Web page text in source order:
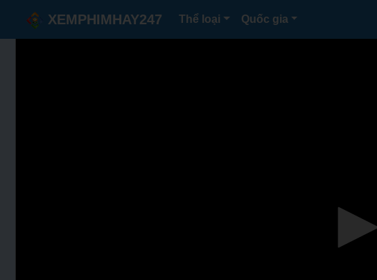
XEMPHIMHAY247 Thể loại Quốc gia